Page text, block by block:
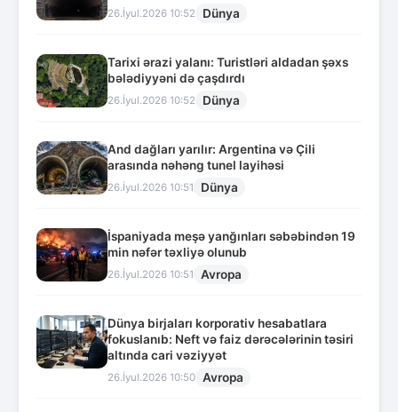
26.İyul.2026 10:52 Dünya
Tarixi ərazi yalanı: Turistləri aldadan şəxs
bələdiyyəni də çaşdırdı
26.İyul.2026 10:52 Dünya
And dağları yarılır: Argentina və Çili
arasında nəhəng tunel layihəsi
26.İyul.2026 10:51 Dünya
İspaniyada meşə yanğınları səbəbindən 19
min nəfər təxliyə olunub
26.İyul.2026 10:51 Avropa
Dünya birjaları korporativ hesabatlara
fokuslanıb: Neft və faiz dərəcələrinin təsiri
altında cari vəziyyət
26.İyul.2026 10:50 Avropa